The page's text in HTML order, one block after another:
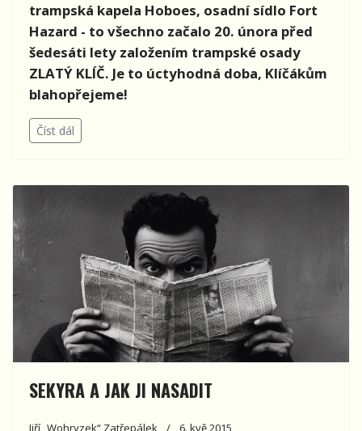
trampská kapela Hoboes, osadní sídlo Fort
Hazard - to všechno začalo 20. února před
šedesáti lety založením trampské osady
ZLATÝ KLÍČ. Je to úctyhodná doba, Klíčákům
blahopřejeme!
Číst dál
SEKYRA A JAK JI NASADIT
Jiří „Wohryzek“ Zatřepálek 6. kvě 2015